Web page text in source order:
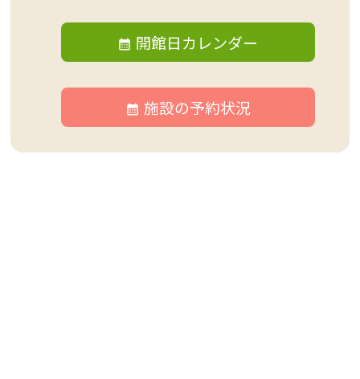
開館日カレンダー
施設の予約状況